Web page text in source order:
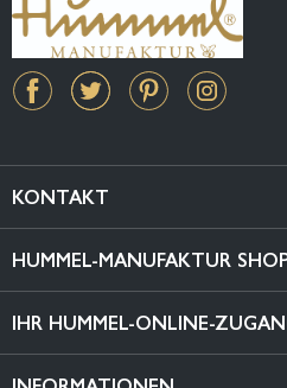
KONTAKT
HUMMEL-MANUFAKTUR
IHR HUMMEL-ONLINE-